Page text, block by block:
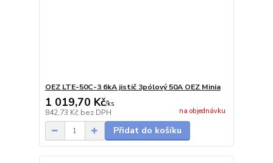
OEZ LTE-50C-3 6kA jistič 3pólový 50A OEZ Minia
1 019,70 Kč/ks
842,73 Kč bez DPH na objednávku
Přidat do košíku